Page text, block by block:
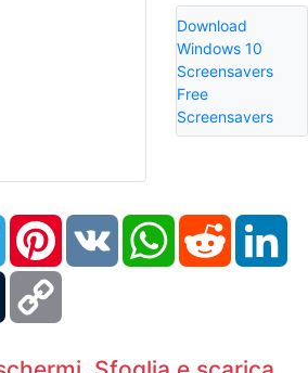
Download
Windows 10
Screensavers
Free
Screensavers
TelegramPinterestVK WhatsAppReddit
Tumblr